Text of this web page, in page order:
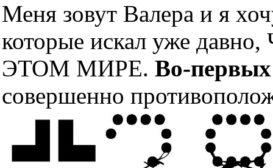
Меня зовут Валера и я
которые искал уже
ЭТОМ МИРЕ. Во-первых
совершенно